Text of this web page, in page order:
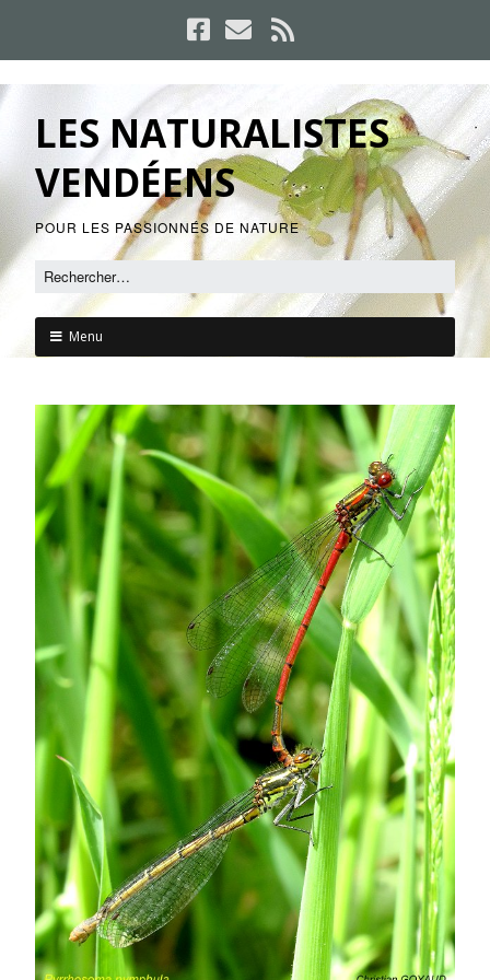
LES NATURALISTES
VENDÉENS
POUR LES PASSIONNÉS DE NATURE
Menu